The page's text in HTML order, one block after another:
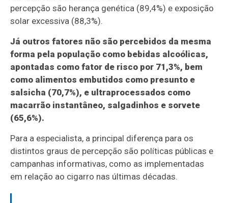
percepção são herança genética (89,4%) e exposição
solar excessiva (88,3%).
Já outros fatores não são percebidos da mesma
forma pela população como bebidas alcoólicas,
apontadas como fator de risco por 71,3%, bem
como alimentos embutidos como presunto e
salsicha (70,7%), e ultraprocessados como
macarrão instantâneo, salgadinhos e sorvete
(65,6%).
Para a especialista, a principal diferença para os
distintos graus de percepção são políticas públicas e
campanhas informativas, como as implementadas
em relação ao cigarro nas últimas décadas.